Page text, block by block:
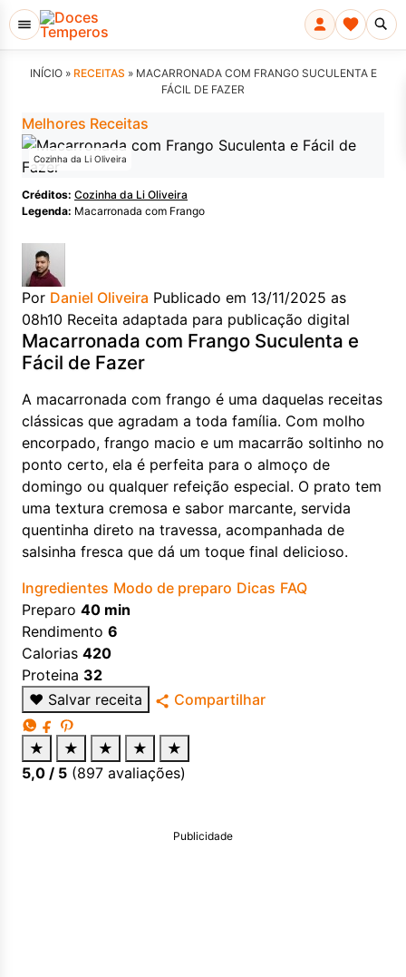
INÍCIO » RECEITAS » MACARRONADA COM FRANGO SUCULENTA E
FÁCIL DE FAZER
Melhores Receitas
Cozinha da Li Oliveira
Créditos: Cozinha da Li Oliveira
Legenda: Macarronada com Frango
Por Daniel Oliveira Publicado em 13/11/2025 as
08h10 Receita adaptada para publicação digital
Macarronada com Frango Suculenta e
Fácil de Fazer
A macarronada com frango é uma daquelas receitas
clássicas que agradam a toda família. Com molho
encorpado, frango macio e um macarrão soltinho no
ponto certo, ela é perfeita para o almoço de
domingo ou qualquer refeição especial. O prato tem
uma textura cremosa e sabor marcante, servida
quentinha direto na travessa, acompanhada de
salsinha fresca que dá um toque final delicioso.
Ingredientes Modo de preparo Dicas FAQ
Preparo 40 min
Rendimento 6
Calorias 420
Proteina 32
♥ Salvar receita Compartilhar
★ ★ ★ ★
★
5,0 / 5 (897 avaliações)
Publicidade